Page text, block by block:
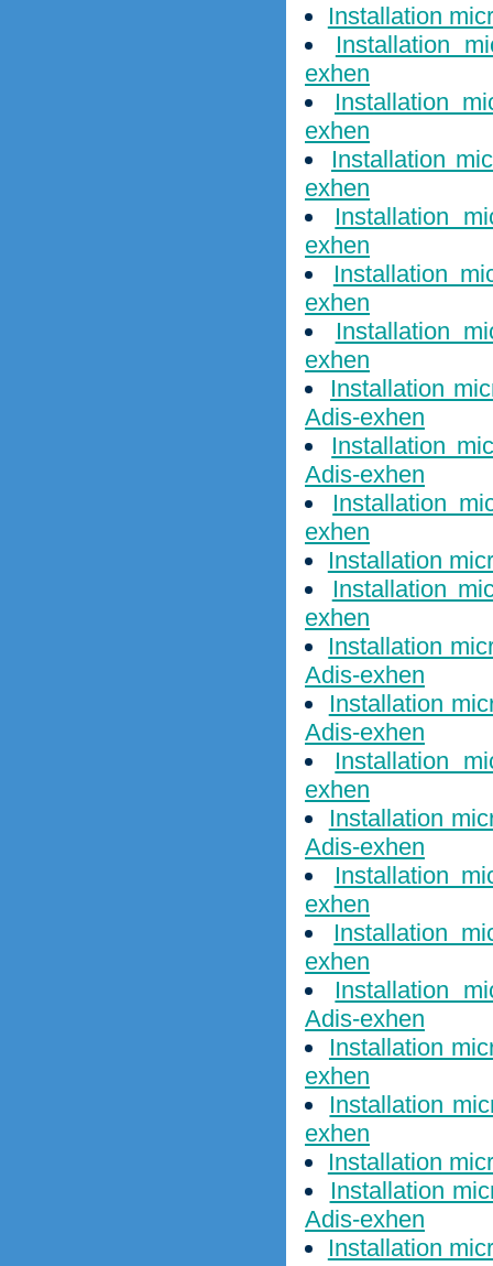
Installation
Installation
exhen
Installation
exhen
Installation
exhen
Installation
exhen
Installation
exhen
Installation
exhen
Installation
Adis-exhen
Installation
Adis-exhen
Installation
exhen
Installation
Installation
exhen
Installation
Adis-exhen
Installation
Adis-exhen
Installation
exhen
Installation
Adis-exhen
Installation
exhen
Installation
exhen
Installation
Adis-exhen
Installation
exhen
Installation
exhen
Installation
Installation
Adis-exhen
Installation